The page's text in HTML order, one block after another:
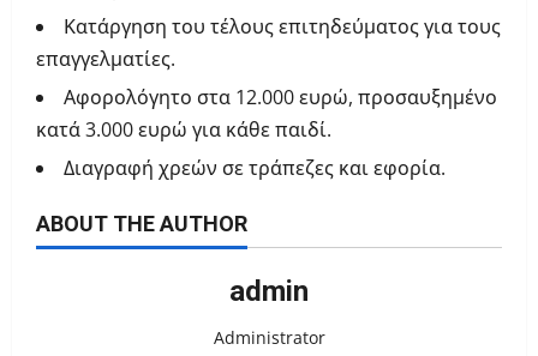
Κατάργηση του τέλους επιτηδεύματος για τους
επαγγελματίες.
Αφορολόγητο στα 12.000 ευρώ, προσαυξημένο
κατά 3.000 ευρώ για κάθε παιδί.
Διαγραφή χρεών σε τράπεζες και εφορία.
ABOUT THE AUTHOR
admin
Administrator